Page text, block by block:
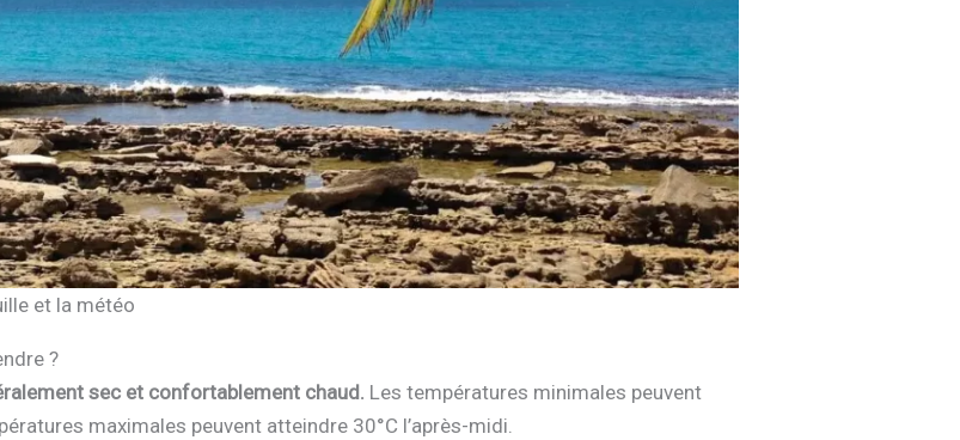
et la météo
?
sec et confortablement chaud. Les températures minimales peuvent
maximales peuvent atteindre 30°C l’après-midi.